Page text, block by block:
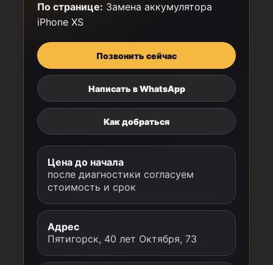
По странице: Замена аккумулятора
iPhone XS
Позвонить сейчас
Написать в WhatsApp
Как добраться
Цена до начала
после диагностики согласуем
стоимость и срок
Адрес
Пятигорск, 40 лет Октября, 73